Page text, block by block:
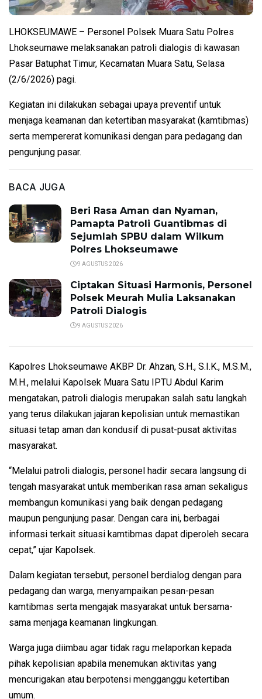
LHOKSEUMAWE – Personel Polsek Muara Satu Polres
Lhokseumawe melaksanakan patroli dialogis di kawasan
Pasar Batuphat Timur, Kecamatan Muara Satu, Selasa
(2/6/2026) pagi.
Kegiatan ini dilakukan sebagai upaya preventif untuk
menjaga keamanan dan ketertiban masyarakat (kamtibmas)
serta mempererat komunikasi dengan para pedagang dan
pengunjung pasar.
BACA JUGA
Beri Rasa Aman dan Nyaman,
Pamapta Patroli Guantibmas di
Sejumlah SPBU dalam Wilkum
Polres Lhokseumawe
9 AGUSTUS 2026
Ciptakan Situasi Harmonis, Personel
Polsek Meurah Mulia Laksanakan
Patroli Dialogis
9 AGUSTUS 2026
Kapolres Lhokseumawe AKBP Dr. Ahzan, S.H., S.I.K., M.S.M.,
M.H., melalui Kapolsek Muara Satu IPTU Abdul Karim
mengatakan, patroli dialogis merupakan salah satu langkah
yang terus dilakukan jajaran kepolisian untuk memastikan
situasi tetap aman dan kondusif di pusat-pusat aktivitas
masyarakat.
“Melalui patroli dialogis, personel hadir secara langsung di
tengah masyarakat untuk memberikan rasa aman sekaligus
membangun komunikasi yang baik dengan pedagang
maupun pengunjung pasar. Dengan cara ini, berbagai
informasi terkait situasi kamtibmas dapat diperoleh secara
cepat,” ujar Kapolsek.
Dalam kegiatan tersebut, personel berdialog dengan para
pedagang dan warga, menyampaikan pesan-pesan
kamtibmas serta mengajak masyarakat untuk bersama-
sama menjaga keamanan lingkungan.
Warga juga diimbau agar tidak ragu melaporkan kepada
pihak kepolisian apabila menemukan aktivitas yang
mencurigakan atau berpotensi mengganggu ketertiban
umum.